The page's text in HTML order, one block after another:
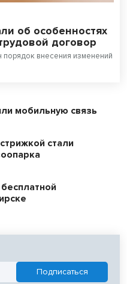
об особенностях
договор
внесения изменений
мобильную связь
стали